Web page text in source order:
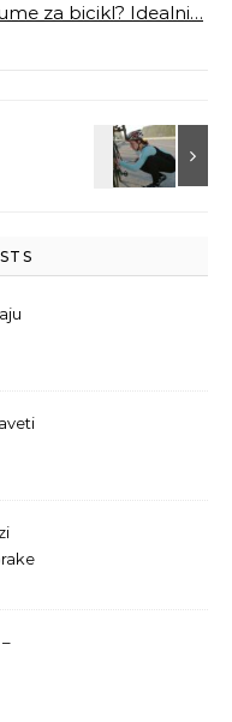
za bicikl? Idealni…